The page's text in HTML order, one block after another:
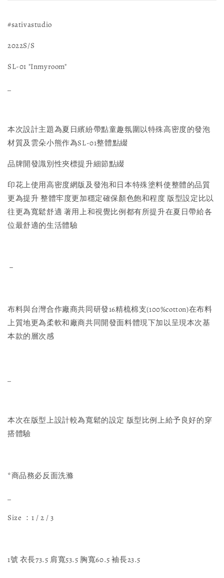
#sativastudio
2022S/S
SL-01 "Inmyroom"
本次設計主題為夏日繽紛帶點童趣氛圍以特殊高密度的發泡
材質及雲朵小熊作為SL-01整體點綴
品牌開發識別性夾標提升細節點綴
印花上使用高密度網版及發泡和日本特殊塗料使整體的品質
更為提升 整體牢度更加穩定確保顏色飽和程度 版型設定比以
往更為寬鬆舒適 著用上和視覺比例都有所提升在夏日帶給各
位最舒適的生活體驗
－
布料與台灣合作廠商共同研發16精梳棉支(100%cotton)在布料
上質地更為柔軟和廠商共同開發面料體現下加以呈現本次基
本款的層次感
本次在版型上設計較為寬鬆的設定 版型比例上給予良好的穿
搭體驗
*商品務必反面洗滌
Size ：1 / 2 / 3
1號 衣長73.5 肩寬53.5 胸寬60.5 袖長23.5